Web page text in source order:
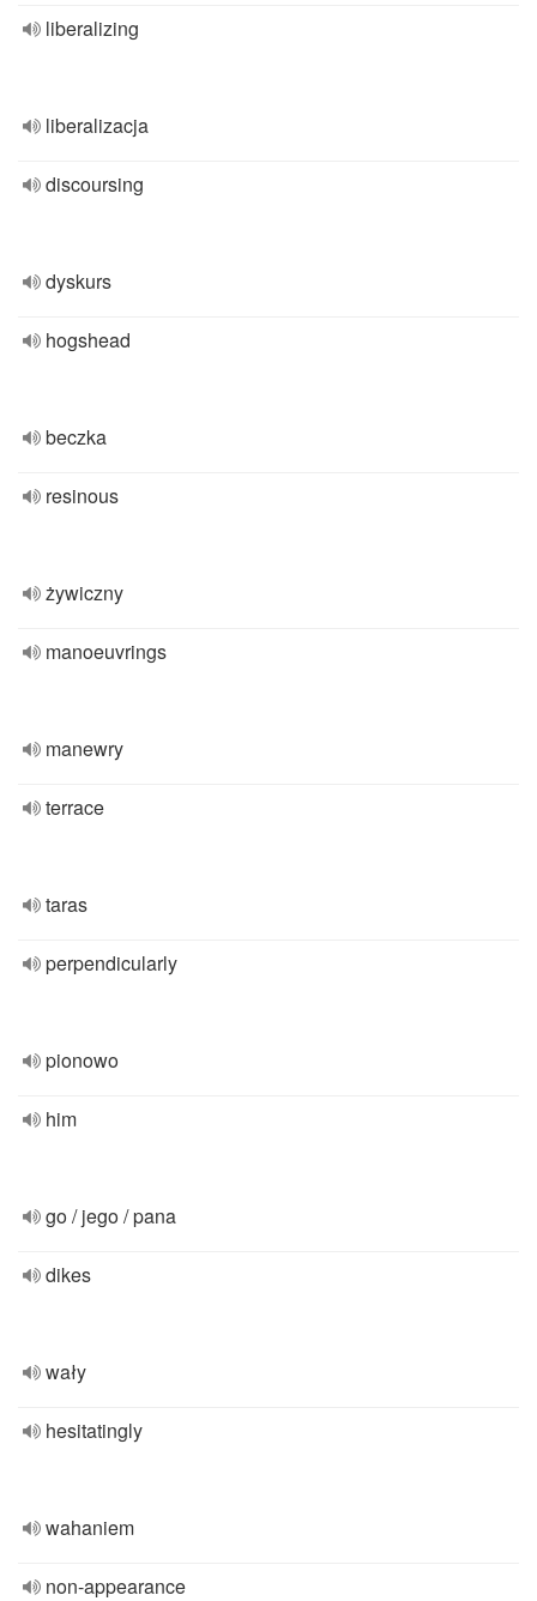
liberalizing
liberalizacja
discoursing
dyskurs
hogshead
beczka
resinous
żywiczny
manoeuvrings
manewry
terrace
taras
perpendicularly
pionowo
him
go / jego / pana
dikes
wały
hesitatingly
wahaniem
non-appearance